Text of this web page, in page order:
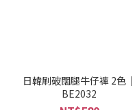
日韓刷破闊腿牛仔褲 2色｜
BE2032